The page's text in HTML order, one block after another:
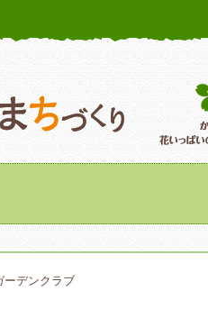
かつしか花い
ーデンクラブ